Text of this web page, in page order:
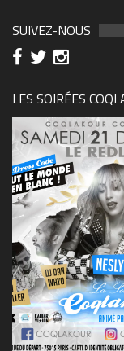
SUIVEZ-NOUS
LES SOIRÉES